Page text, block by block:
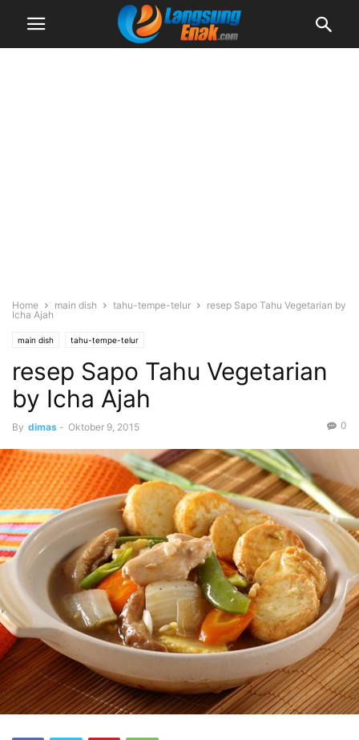
Home main dish tahu-tempe-telur
resep Sapo Tahu Vegetarian by
Icha Ajah
main dish tahu-tempe-telur
resep Sapo Tahu Vegetarian
by Icha Ajah
By dimas - Oktober 9, 2015 0